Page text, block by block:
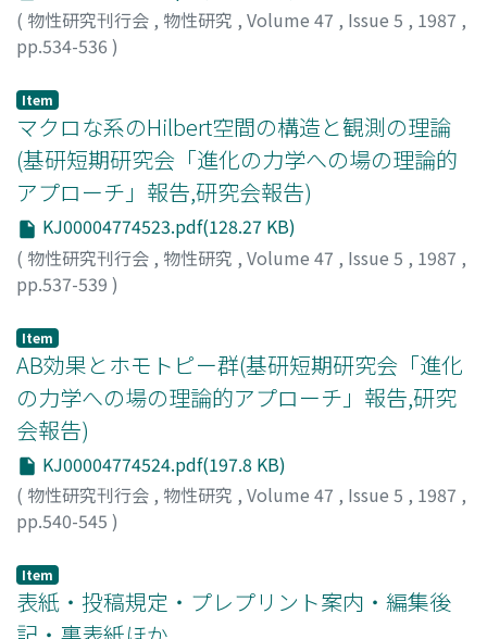
( 物性研究刊行会 , 物性研究 , Volume 47 , Issue 5 , 1987 ,
pp.534-536 )
Item
マクロな系のHilbert空間の構造と観測の理論
(基研短期研究会「進化の力学への場の理論的
アプローチ」報告,研究会報告)
KJ00004774523.pdf(128.27 KB)
( 物性研究刊行会 , 物性研究 , Volume 47 , Issue 5 , 1987 ,
pp.537-539 )
Item
AB効果とホモトピー群(基研短期研究会「進化
の力学への場の理論的アプローチ」報告,研究
会報告)
KJ00004774524.pdf(197.8 KB)
( 物性研究刊行会 , 物性研究 , Volume 47 , Issue 5 , 1987 ,
pp.540-545 )
Item
表紙・投稿規定・プレプリント案内・編集後